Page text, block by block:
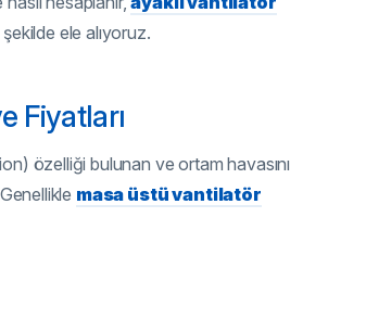
ele alıyoruz.
Fiyatları
özelliği bulunan ve ortam havasını
masa üstü vantilatör